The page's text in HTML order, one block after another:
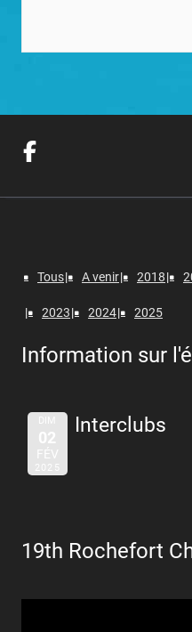
Tous A venir 2018
2023 2024 2025
Information sur
DIM
02
FÉV
2025
Interclubs
19th Rochefort